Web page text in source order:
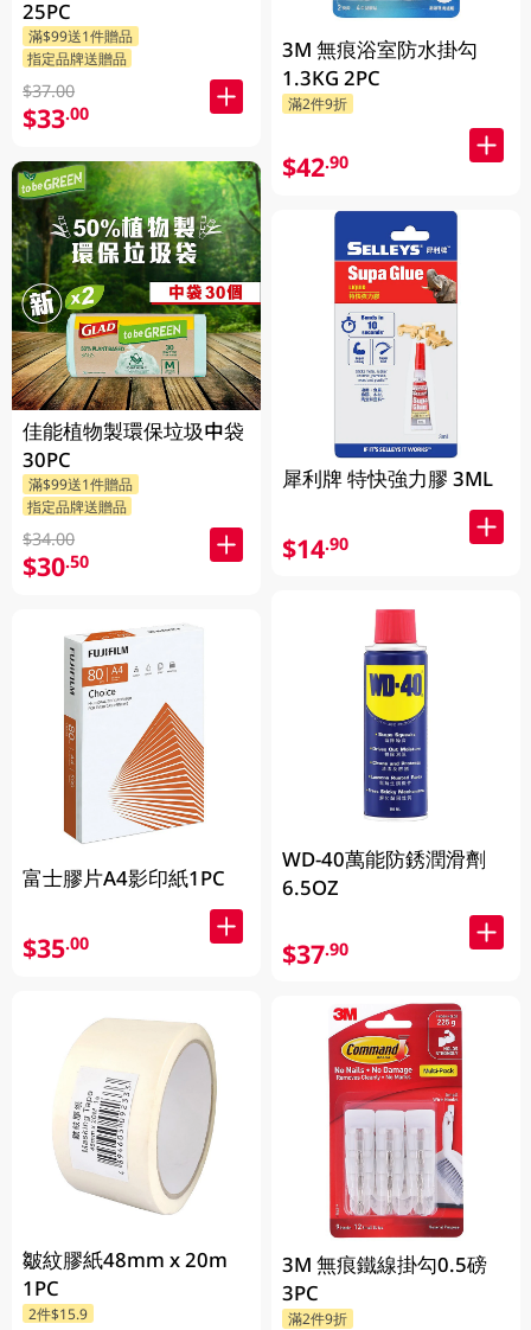
25PC
滿$99送1件贈品
指定品牌送贈品
$37.00
$33.00
佳能植物製環保垃圾中袋
30PC
滿$99送1件贈品
指定品牌送贈品
$34.00
$30.50
富士膠片A4影印紙1PC
$35.00
皺紋膠紙48mm x 20m
1PC
2件$15.9
3M 無痕浴室防水掛勾
1.3KG 2PC
滿2件9折
$42.90
犀利牌 特快強力膠 3ML
$14.90
WD-40萬能防銹潤滑劑
6.5OZ
$37.90
3M 無痕鐵線掛勾0.5磅
3PC
滿2件9折